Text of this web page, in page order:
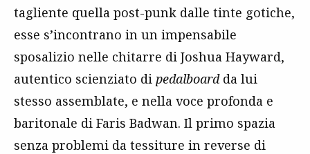
tagliente quella post-punk dalle tinte gotiche,
esse s’incontrano in un impensabile
sposalizio nelle chitarre di Joshua Hayward,
autentico scienziato di pedalboardda lui
stesso assemblate, e nella voce profonda e
baritonale di Faris Badwan. Il primo spazia
senza problemi da tessiture in reverse di